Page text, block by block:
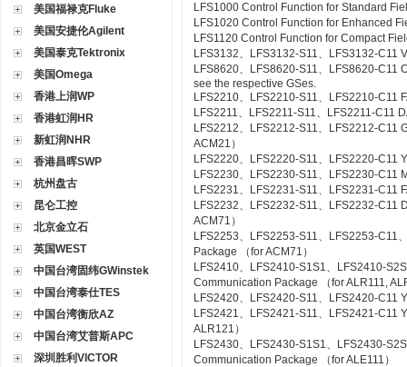
美国福禄克Fluke
美国安捷伦Agilent
美国泰克Tektronix
美国Omega
香港上润WP
香港虹润HR
新虹润NHR
香港昌晖SWP
杭州盘古
昆仑工控
北京金立石
英国WEST
中国台湾固纬GWinstek
中国台湾泰仕TES
中国台湾衡欣AZ
中国台湾艾普斯APC
深圳胜利VICTOR
LFS1000 Control Function for Standard
LFS1020 Control Function for Enhanced
LFS1120 Control Function for Compact
LFS3132、LFS3132-S11、LFS3132-C11
LFS8620、LFS8620-S11、LFS8620-C11
see the respective GSes.
LFS2210、LFS2210-S11、LFS2210-C11
LFS2211、LFS2211-S11、LFS2211-C11
LFS2212、LFS2212-S11、LFS2212-C11
ACM21）
LFS2220、LFS2220-S11、LFS2220-C11
LFS2230、LFS2230-S11、LFS2230-C11
LFS2231、LFS2231-S11、LFS2231-C11
LFS2232、LFS2232-S11、LFS2232-C11
ACM71）
LFS2253、LFS2253-S11、LFS2253-C11
Package （for ACM71）
LFS2410、LFS2410-S1S1、LFS2410-
Communication Package （for ALR111,
LFS2420、LFS2420-S11、LFS2420-C11
LFS2421、LFS2421-S11、LFS2421-C11
ALR121）
LFS2430、LFS2430-S1S1、LFS2430-
Communication Package （for ALE111）